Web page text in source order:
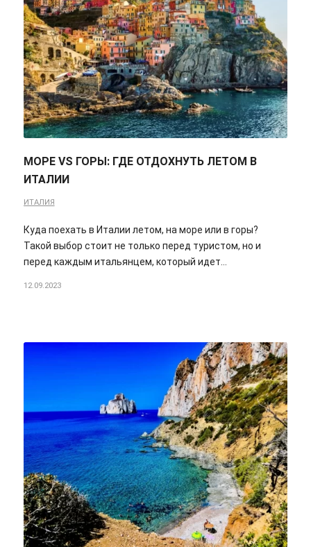
МОРЕ VS ГОРЫ: ГДЕ ОТДОХНУТЬ ЛЕТОМ В
ИТАЛИИ
ИТАЛИЯ
Куда поехать в Италии летом, на море или в горы?
Такой выбор стоит не только перед туристом, но и
перед каждым итальянцем, который идет…
12.09.2023